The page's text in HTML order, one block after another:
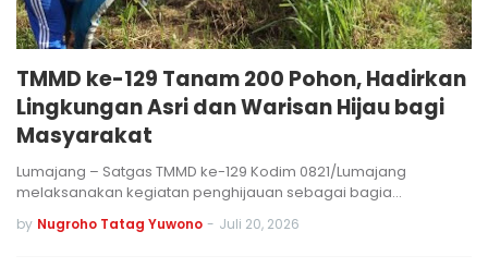
TMMD ke-129 Tanam 200 Pohon, Hadirkan
Lingkungan Asri dan Warisan Hijau bagi
Masyarakat
Lumajang – Satgas TMMD ke-129 Kodim 0821/Lumajang
melaksanakan kegiatan penghijauan sebagai bagia…
by Nugroho Tatag Yuwono - Juli 20, 2026